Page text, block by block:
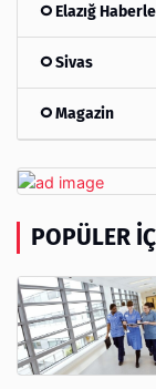
Elazığ
Sivas
Magazin
POPÜLER